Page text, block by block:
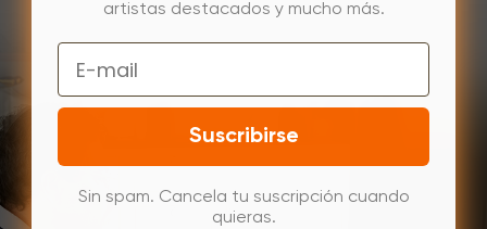
artistas destacados y mucho más.
Email
Suscribirse
Sin spam. Cancela tu suscripción cuando
quieras.